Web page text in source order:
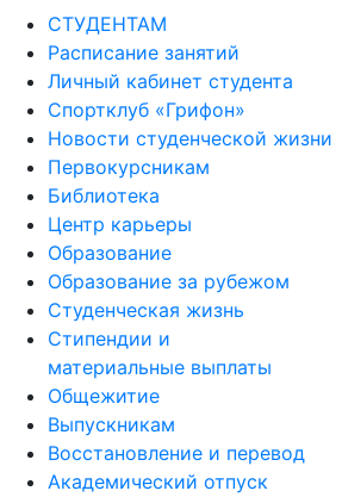
СТУДЕНТАМ
Расписание занятий
Личный кабинет студента
Спортклуб «Грифон»
Новости студенческой жизни
Первокурсникам
Библиотека
Центр карьеры
Образование
Образование за рубежом
Студенческая жизнь
Стипендии и
материальные выплаты
Общежитие
Выпускникам
Восстановление и перевод
Академический отпуск